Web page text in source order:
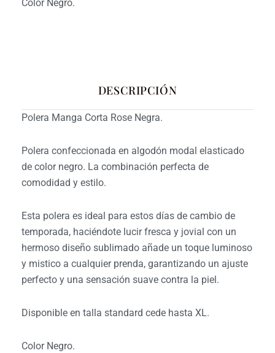
Color Negro.
DESCRIPCIÓN
Polera Manga Corta Rose Negra.
Polera confeccionada en algodón modal elasticado
de color negro. La combinación perfecta de
comodidad y estilo.
Esta polera es ideal para estos días de cambio de
temporada, haciéndote lucir fresca y jovial con un
hermoso diseño sublimado añade un toque luminoso
y mistico a cualquier prenda, garantizando un ajuste
perfecto y una sensación suave contra la piel.
Disponible en talla standard cede hasta XL.
Color Negro.